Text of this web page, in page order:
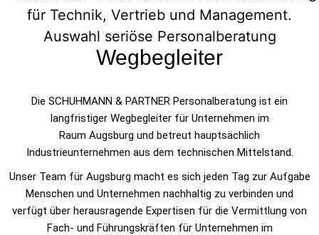
Wegbegleiter
Die SCHUHMANN & PARTNER Personalberatung ist ein
langfristiger Wegbegleiter für Unternehmen im
Raum Augsburg und betreut hauptsächlich
Industrieunternehmen aus dem technischen Mittelstand.
Unser Team für Augsburg macht es sich jeden Tag zur Aufgabe
Menschen und Unternehmen nachhaltig zu verbinden und
verfügt über herausragende Expertisen für die Vermittlung von
Fach- und Führungskräften für Unternehmen im